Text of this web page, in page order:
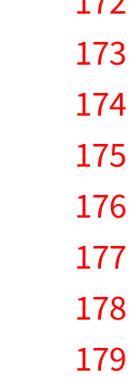
173
174
175
176
177
178
179